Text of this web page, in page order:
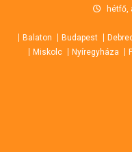
content
hétfő,
Balaton Budapest
Miskolc
Nyíregyháza